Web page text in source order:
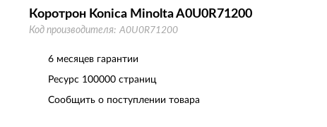
Коротрон Konica Minolta A0U0R71200
Код производителя: A0U0R71200
6 месяцев гарантии
Ресурс 100000 страниц
Сообщить о поступлении товара